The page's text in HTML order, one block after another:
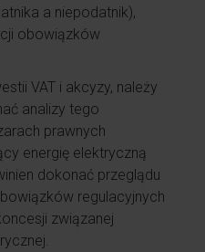
a niepodatnik),
obowiązków
VAT i akcyzy, należy
analizy tego
prawnych
energię elektryczną
dokonać przeglądu
regulacyjnych
związanej